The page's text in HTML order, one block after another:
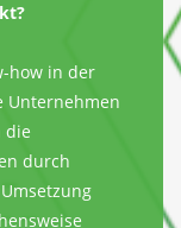
how in der
Unternehmen
die
durch